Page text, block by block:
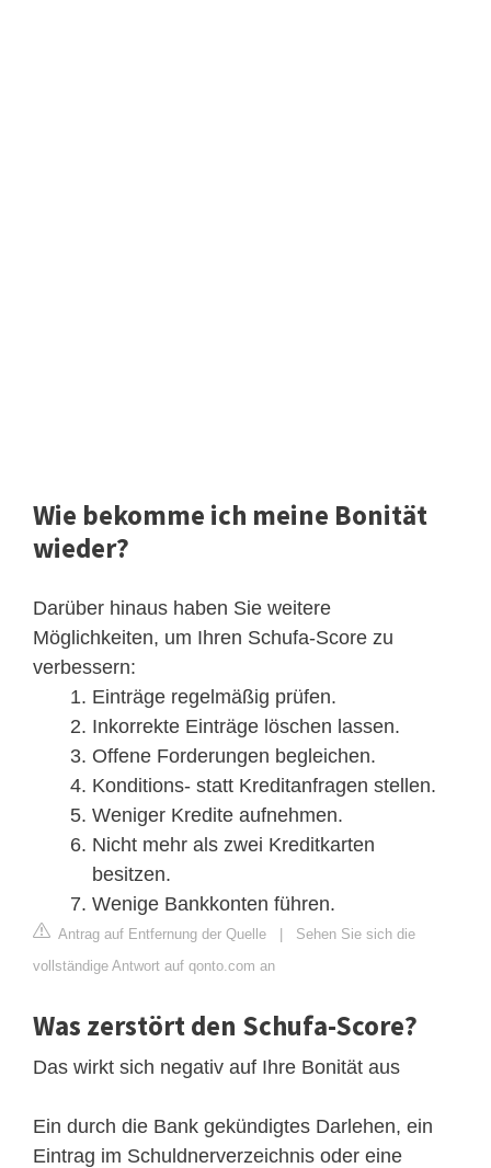
Wie bekomme ich meine Bonität
wieder?
Darüber hinaus haben Sie weitere
Möglichkeiten, um Ihren Schufa-Score zu
verbessern:
Einträge regelmäßig prüfen.
Inkorrekte Einträge löschen lassen.
Offene Forderungen begleichen.
Konditions- statt Kreditanfragen stellen.
Weniger Kredite aufnehmen.
Nicht mehr als zwei Kreditkarten
besitzen.
Wenige Bankkonten führen.
Antrag auf Entfernung der Quelle | Sehen Sie sich die
vollständige Antwort auf qonto.com an
Was zerstört den Schufa-Score?
Das wirkt sich negativ auf Ihre Bonität aus
Ein durch die Bank gekündigtes Darlehen, ein
Eintrag im Schuldnerverzeichnis oder eine